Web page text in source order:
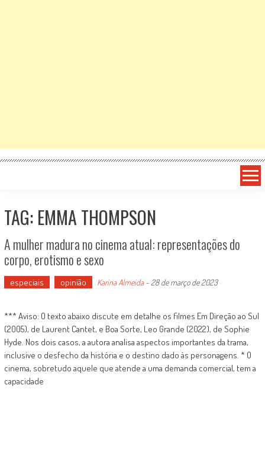
TAG: EMMA THOMPSON
A mulher madura no cinema atual: representações do
corpo, erotismo e sexo
especiais opinião Karina Almeida- 28 de março de 2023
*** Aviso: O texto abaixo discute em detalhe os filmes Em Direção ao Sul
(2005), de Laurent Cantet, e Boa Sorte, Leo Grande (2022), de Sophie
Hyde. Nos dois casos, a autora analisa aspectos importantes da trama,
inclusive o desfecho da história e o destino dado às personagens. * O
cinema, sobretudo aquele que atende a uma demanda comercial, tem a
capacidade